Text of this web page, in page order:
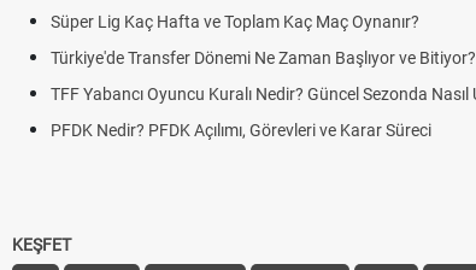
Süper Lig Kaç Hafta ve Toplam Kaç Maç Oynanır?
Türkiye'de Transfer Dönemi Ne Zaman Başlıyor ve Bitiyor?
TFF Yabancı Oyuncu Kuralı Nedir? Güncel Sezonda Nasıl
PFDK Nedir? PFDK Açılımı, Görevleri ve Karar Süreci
KEŞFET